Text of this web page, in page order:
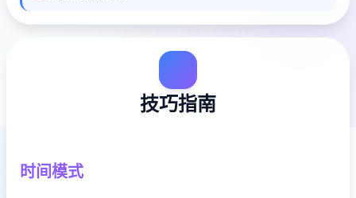
技巧指南
时间模式